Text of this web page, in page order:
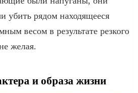
убить рядом находящееся
весом в результате резкого
желая.
и образа жизни